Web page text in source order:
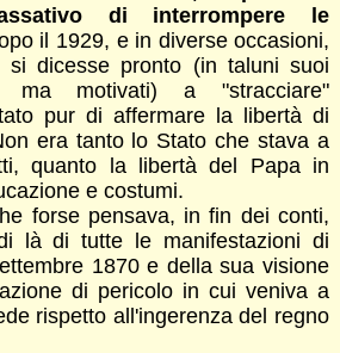
di interrompere le
il 1929, e in diverse occasioni,
dicesse pronto (in taluni suoi
ma motivati) a "stracciare"
pur di affermare la libertà di
era tanto lo Stato che stava a
quanto la libertà del Papa in
e costumi.
forse pensava, in fin dei conti,
là di tutte le manifestazioni di
1870 e della sua visione
di pericolo in cui veniva a
rispetto all'ingerenza del regno